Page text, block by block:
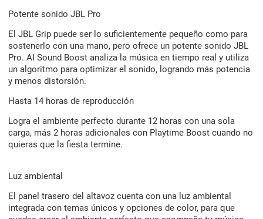
Potente sonido JBL Pro
El JBL Grip puede ser lo suficientemente pequeño como para
sostenerlo con una mano, pero ofrece un potente sonido JBL
Pro. AI Sound Boost analiza la música en tiempo real y utiliza
un algoritmo para optimizar el sonido, logrando más potencia
y menos distorsión.
Hasta 14 horas de reproducción
Logra el ambiente perfecto durante 12 horas con una sola
carga, más 2 horas adicionales con Playtime Boost cuando no
quieras que la fiesta termine.
Luz ambiental
El panel trasero del altavoz cuenta con una luz ambiental
integrada con temas únicos y opciones de color, para que